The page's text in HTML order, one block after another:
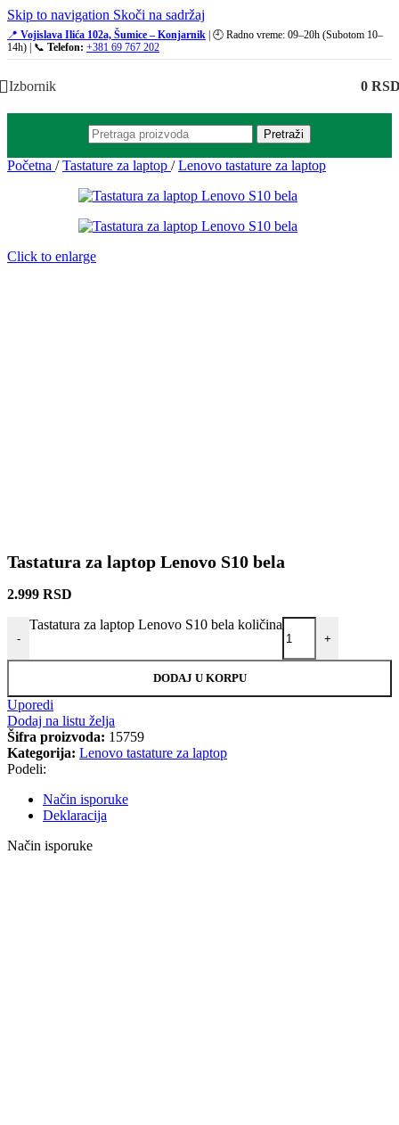
Skip to navigation Skoči na sadržaj
📍 Vojislava Ilića 102a, Šumice – Konjarnik | 🕘 Radno vreme: 09–20h (Subotom 10–
14h) | 📞 Telefon: +381 69 767 202
Izbornik 0
Pretraži
Početna / Tastature za laptop / Lenovo tastature za laptop
Click to enlarge
Tastatura za laptop Lenovo S10 bela
2.999 RSD
-
Tastatura za laptop Lenovo S10 bela količina
+
DODAJ U KORPU
Uporedi
Dodaj na listu želja
Šifra proizvoda: 15759
Kategorija: Lenovo tastature za laptop
Podeli:
Način isporuke
Deklaracija
Način isporuke